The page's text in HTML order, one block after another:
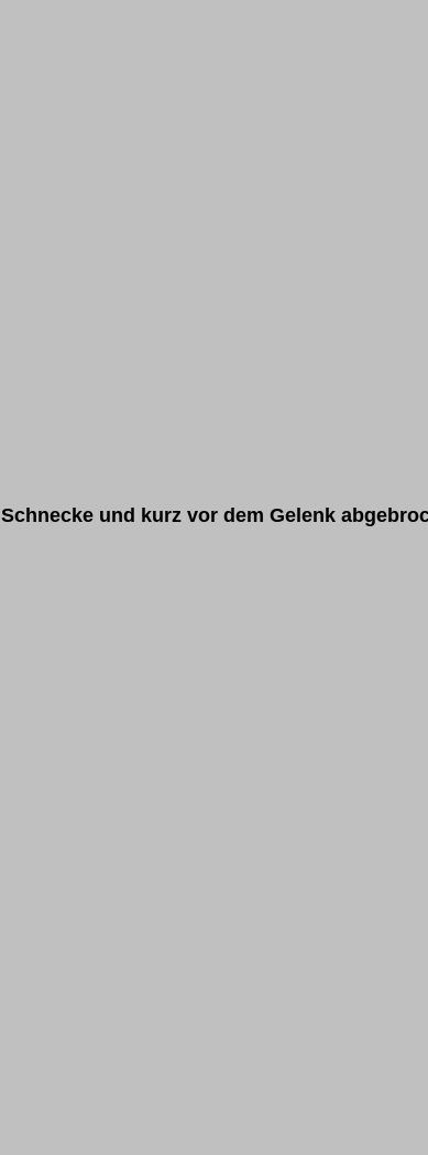
Schnecke und kurz vor dem Gelenk